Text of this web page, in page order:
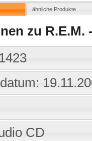
ähnliche Produkte
zu R.E.M.
CD